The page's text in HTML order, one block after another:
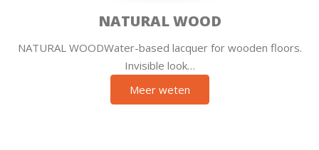
NATURAL WOOD
NATURAL WOODWater-based lacquer for wooden floors.
Invisible look…
Meer weten